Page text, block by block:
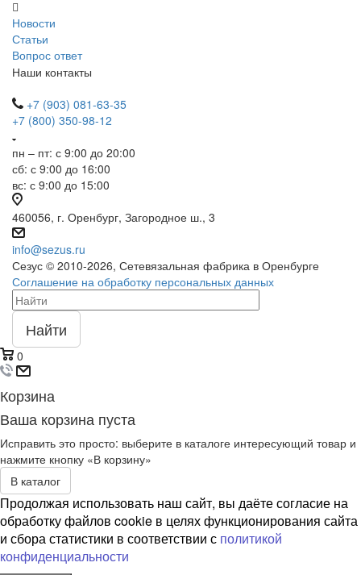
Новости
Статьи
Вопрос ответ
Наши контакты
+7 (903) 081-63-35
+7 (800) 350-98-12
пн – пт: с 9:00 до 20:00
сб: с 9:00 до 16:00
вс: с 9:00 до 15:00
460056, г. Оренбург, Загородное ш., 3
info@sezus.ru
Сезус © 2010-2026, Сетевязальная фабрика в Оренбурге
Соглашение на обработку персональных данных
Найти
0
Корзина
Ваша корзина пуста
Исправить это просто: выберите в каталоге интересующий товар и
нажмите кнопку «В корзину»
В каталог
Продолжая использовать наш сайт, вы даёте согласие на
обработку файлов cookie в целях функционирования сайта
и сбора статистики в соответствии с политикой
конфиденциальности